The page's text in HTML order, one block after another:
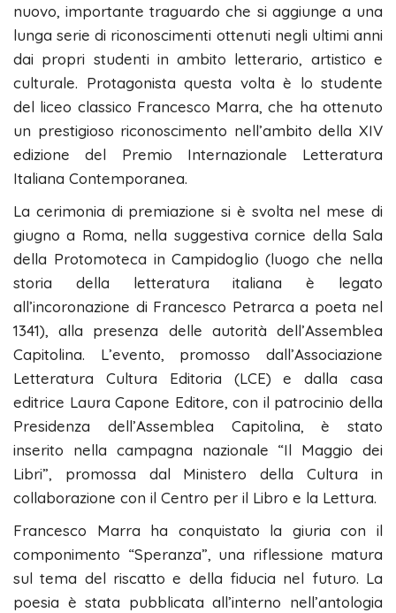
nuovo, importante traguardo che si aggiunge a una
lunga serie di riconoscimenti ottenuti negli ultimi anni
dai propri studenti in ambito letterario, artistico e
culturale. Protagonista questa volta è lo studente
del liceo classico Francesco Marra, che ha ottenuto
un prestigioso riconoscimento nell’ambito della XIV
edizione del Premio Internazionale Letteratura
Italiana Contemporanea.
La cerimonia di premiazione si è svolta nel mese di
giugno a Roma, nella suggestiva cornice della Sala
della Protomoteca in Campidoglio (luogo che nella
storia della letteratura italiana è legato
all’incoronazione di Francesco Petrarca a poeta nel
1341), alla presenza delle autorità dell’Assemblea
Capitolina. L’evento, promosso dall’Associazione
Letteratura Cultura Editoria (LCE) e dalla casa
editrice Laura Capone Editore, con il patrocinio della
Presidenza dell’Assemblea Capitolina, è stato
inserito nella campagna nazionale “Il Maggio dei
Libri”, promossa dal Ministero della Cultura in
collaborazione con il Centro per il Libro e la Lettura.
Francesco Marra ha conquistato la giuria con il
componimento “Speranza”, una riflessione matura
sul tema del riscatto e della fiducia nel futuro. La
poesia è stata pubblicata all’interno nell’antologia